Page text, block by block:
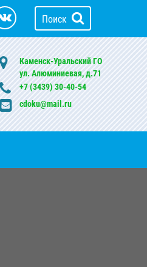
Поиск
Каменск-Уральский ГО
ул. Алюминиевая, д.71
+7 (3439) 30-40-54
cdoku@mail.ru